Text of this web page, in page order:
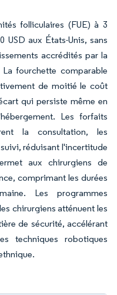
folliculaires (FUE) à 3
USD aux États-Unis, sans
accrédités par la
fourchette comparable
de moitié le coût
qui persiste même en
Les forfaits
la consultation, les
réduisant l'incertitude
aux chirurgiens de
comprimant les durées
Les programmes
chirurgiens atténuent les
de sécurité, accélérant
techniques robotiques